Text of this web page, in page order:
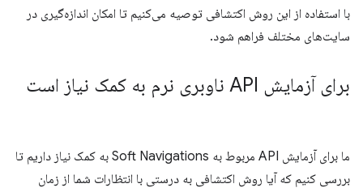
با استفاده از این روش اکتشافی توصیه می‌کنیم تا امکان اندازه‌گیری در
سایت‌های مختلف فراهم شود.
برای آزمایش API ناوبری نرم به کمک نیاز است
ما برای آزمایش API مربوط به Soft Navigations به کمک نیاز داریم تا
بررسی کنیم که آیا روش اکتشافی به درستی با انتظارات شما از زمان